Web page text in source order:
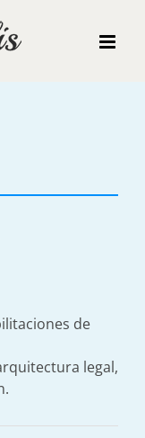
de
legal,